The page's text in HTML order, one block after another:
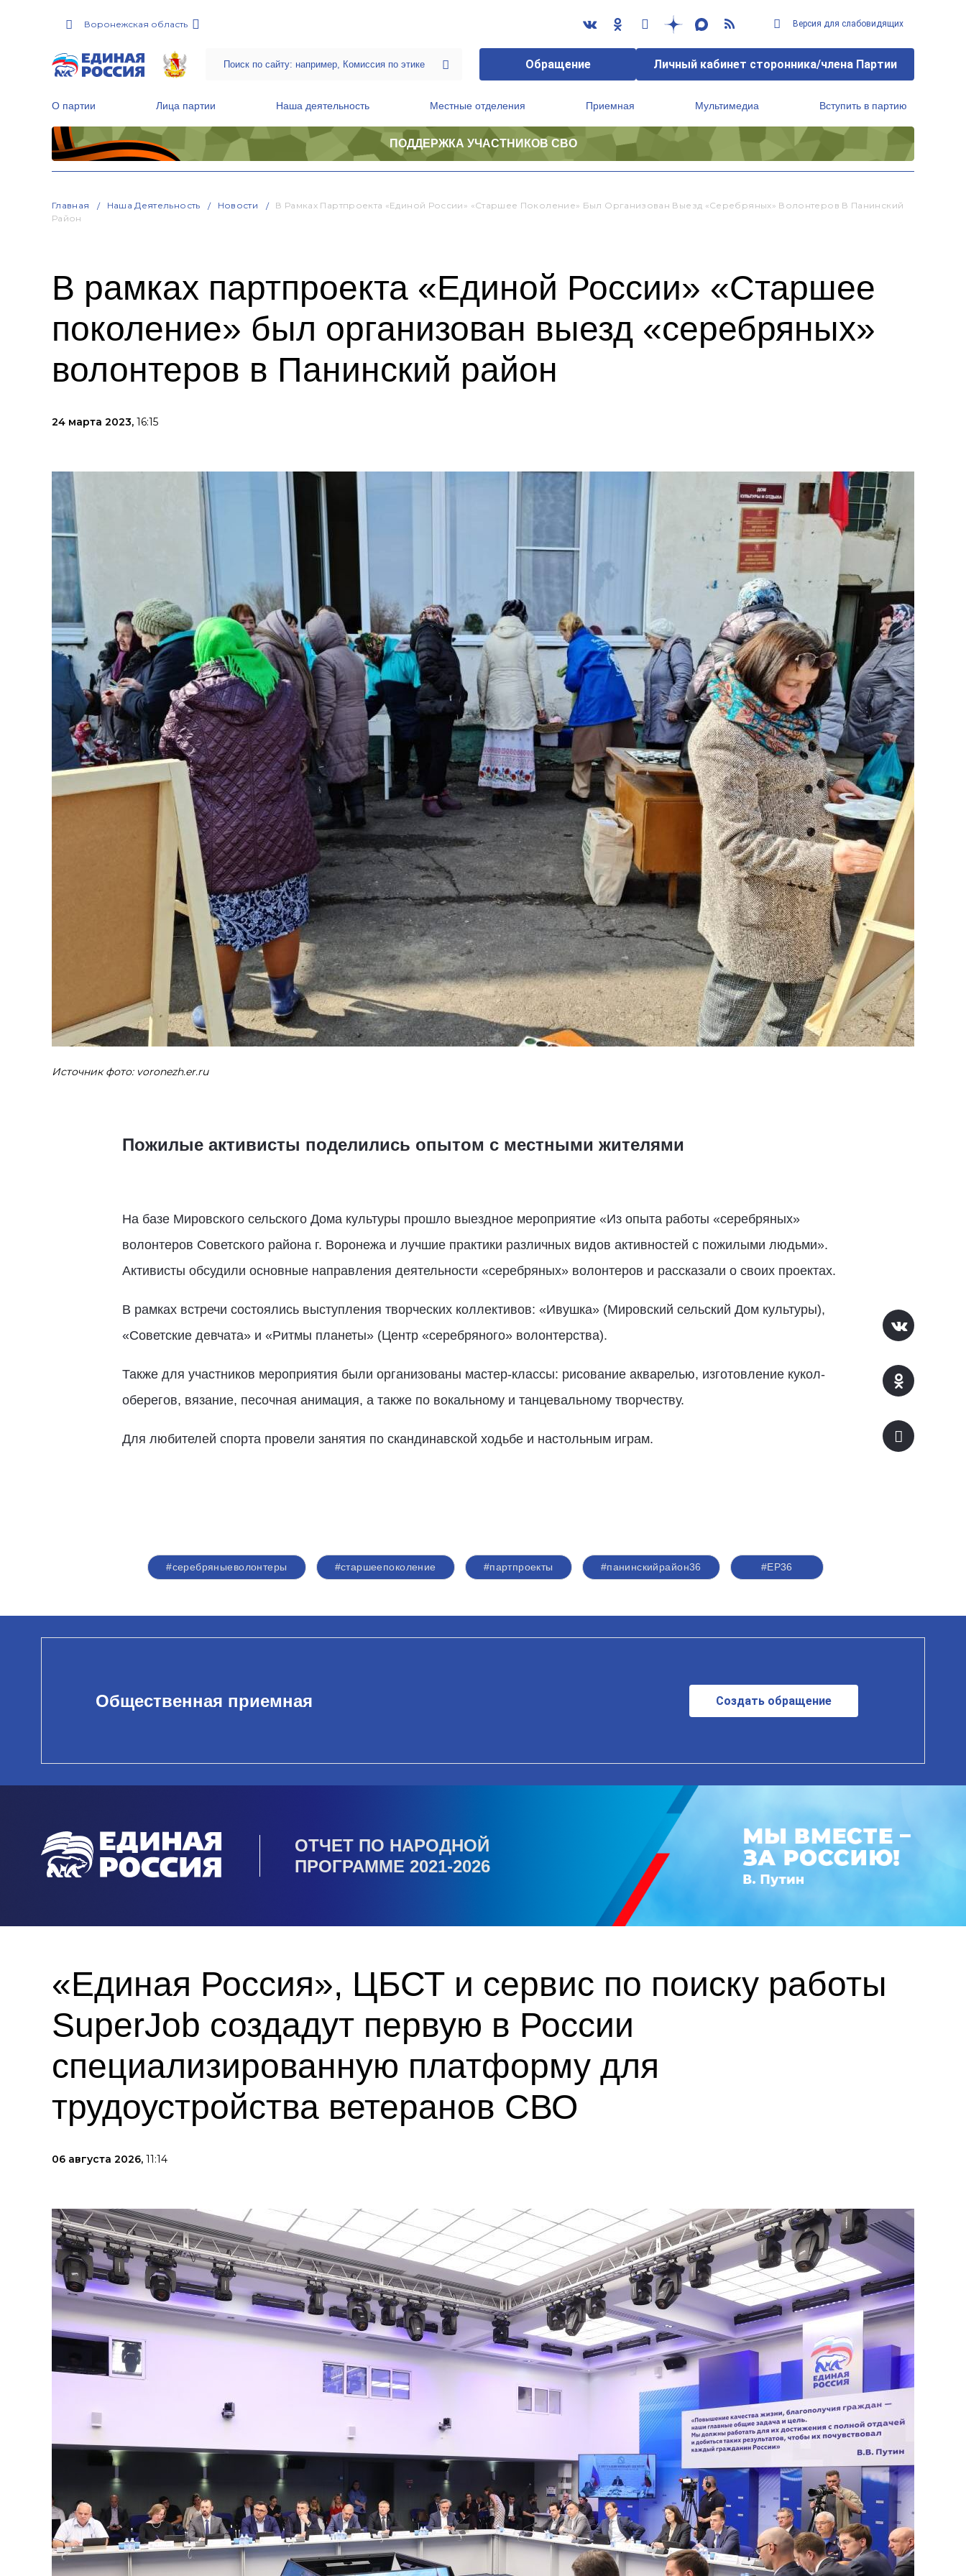
Воронежская область Версия для слабовидящих
Обращение Личный кабинет сторонника/члена Партии
О партии Лица партии Наша деятельность Местные отделения Приемная Мультимедиа Вступить в партию
ПОДДЕРЖКА УЧАСТНИКОВ СВО
Главная Наша Деятельность Новости
В Рамках Партпроекта «Единой России» «Старшее Поколение» Был Организован Выезд «серебряных» Волонтеров В Панинский
Район
В рамках партпроекта «Единой России» «Старшее
поколение» был организован выезд «серебряных»
волонтеров в Панинский район
24 марта 2023, 16:15
Источник фото: voronezh.er.ru
Пожилые активисты поделились опытом с местными жителями
На базе Мировского сельского Дома культуры прошло выездное мероприятие «Из опыта работы «серебряных»
волонтеров Советского района г. Воронежа и лучшие практики различных видов активностей с пожилыми людьми».
Активисты обсудили основные направления деятельности «серебряных» волонтеров и рассказали о своих проектах.
В рамках встречи состоялись выступления творческих коллективов: «Ивушка» (Мировский сельский Дом культуры),
«Советские девчата» и «Ритмы планеты» (Центр «серебряного» волонтерства).
Также для участников мероприятия были организованы мастер-классы: рисование акварелью, изготовление кукол-
оберегов, вязание, песочная анимация, а также по вокальному и танцевальному творчеству.
Для любителей спорта провели занятия по скандинавской ходьбе и настольным играм.
#серебряныеволонтеры #старшеепоколение #партпроекты #панинскийрайон36 #ЕР36
Общественная приемная Создать обращение
ОТЧЕТ ПО НАРОДНОЙ
ПРОГРАММЕ 2021-2026
«Единая Россия», ЦБСТ и сервис по поиску работы
SuperJob создадут первую в России
специализированную платформу для
трудоустройства ветеранов СВО
06 августа 2026, 11:14